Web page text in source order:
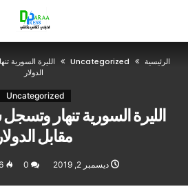
‫الرئيسية‬ Uncategorized
الدولار
Uncategorized
مقابل الدولار
ديسمبر 2, 2019